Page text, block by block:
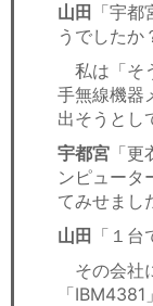
山田 「宇
うでしたか
私は「そ
手無線機器
出そうとし
宇都宮 「
ンピュータ
てみせまし
山田 「１
その会社
「